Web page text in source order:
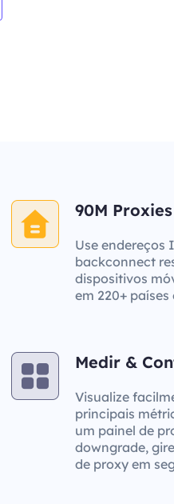
90M
Use endereços
backconnect
dispositivos
em 220+
Medir &
Visualize
principais
um painel de
downgrade,
de proxy em